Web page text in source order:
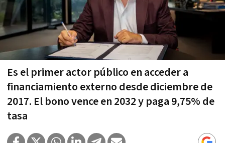
Es el primer actor público en acceder a
financiamiento externo desde diciembre de
2017. El bono vence en 2032 y paga 9,75% de
tasa